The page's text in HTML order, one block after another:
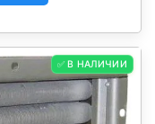
✅ В НАЛИЧИИ